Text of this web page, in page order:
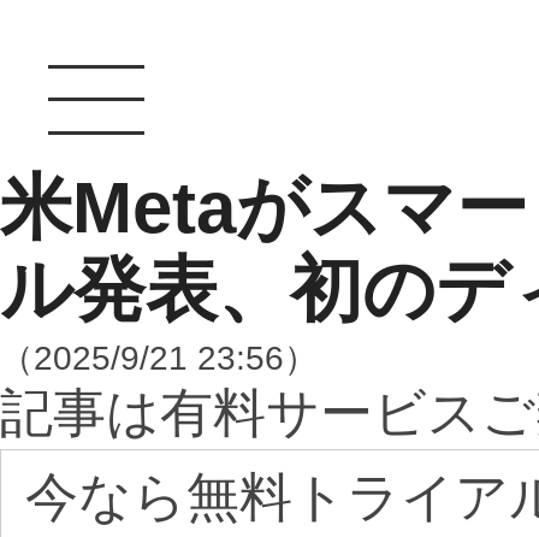
米Metaがスマ
ル発表、初のデ
（2025/9/21 23:56）
記事は有料サービス
今なら無料トライア